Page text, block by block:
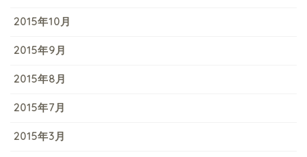
2015年10月
2015年9月
2015年8月
2015年7月
2015年3月